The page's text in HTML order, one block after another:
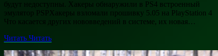
будут недоступны. Хакеры обнаружили в PS4 встроенный
эмулятор PSPХакеры взломали прошивку 5.05 на PlayStation 4
Что касается других нововведений в системе, их новая…
Читать Читать